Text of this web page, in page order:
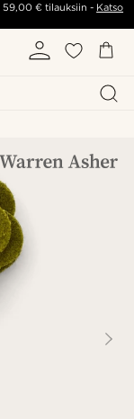
59,00 €tilauksiin - Katso